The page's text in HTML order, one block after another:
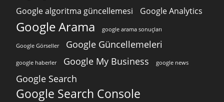
Google algoritma güncellemesi Google Analytics
Google Arama google arama sonuçları
Google Görseller Google Güncellemeleri
google haberler Google My Business google news
Google Search
Google Search Console